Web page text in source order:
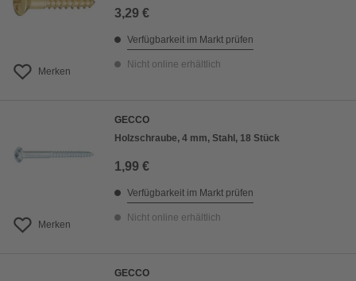
Merken
3,29 €
Verfügbarkeit im Markt prüfen
Nicht online erhältlich
Merken
GECCO
Holzschraube, 4 mm, Stahl, 18 Stück
1,99 €
Verfügbarkeit im Markt prüfen
Nicht online erhältlich
GECCO